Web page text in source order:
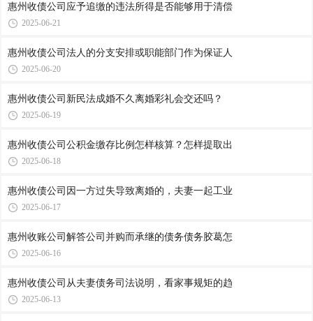
惠州收债公司​应予追缴的违法所得是否能够用于清偿
2025-06-21
惠州收债公司​法人的分支安排或职能部门作为保证人
2025-06-20
惠州收债公司​新民法成婚不久离婚彩礼会交还吗？
2025-06-19
惠州收债公司​公积金缴存比例怎样核算？怎样提取出
2025-06-18
惠州收债公司​因一方过失导致离婚的，夫妻一起工业
2025-06-17
惠州收账公司​解答公司并购而承继的债务债务胶葛怎
2025-06-16
惠州收债公司​从夫妻债务司法说明，看家事规矩的趋
2025-06-13